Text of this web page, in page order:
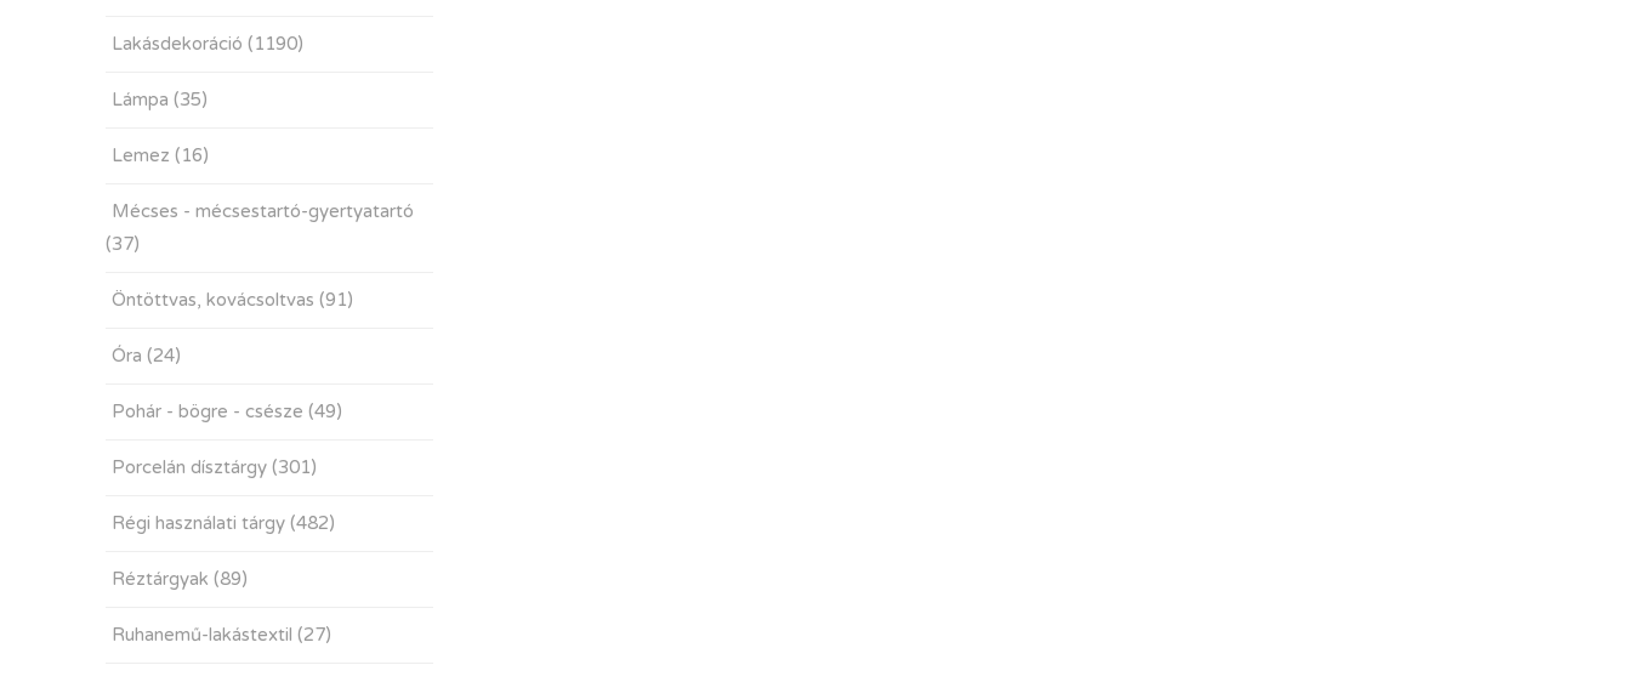
Lakásdekoráció (1190)
Lámpa (35)
Lemez (16)
Mécses - mécsestartó-gyertyatartó
(37)
Öntöttvas, kovácsoltvas (91)
Óra (24)
Pohár - bögre - csésze (49)
Porcelán dísztárgy (301)
Régi használati tárgy (482)
Réztárgyak (89)
Ruhanemű-lakástextil (27)